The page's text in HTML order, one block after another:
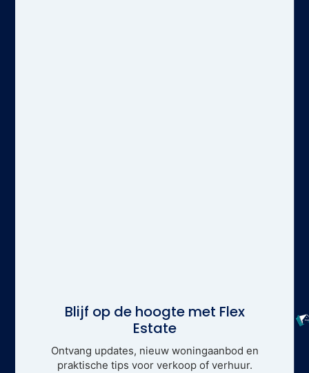
Blijf op de hoogte met Flex
Estate
Ontvang updates, nieuw woningaanbod en
praktische tips voor verkoop of verhuur.